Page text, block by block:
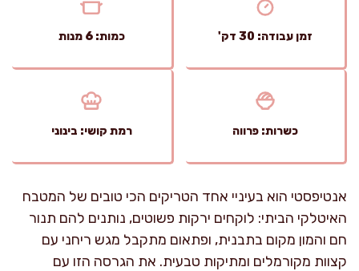
זמן עבודה: 30 דק' כמות: 6 מנות
כשרות: פרווה רמת קושי: בינוני
אנטיפסטי הוא בעיניי אחד הטריקים הכי טובים של המטבח
האיטלקי הביתי: לוקחים ירקות פשוטים, נותנים להם תנור
חם והמון מקום בתבנית, ופתאום מתקבל מגש ריחני עם
קצוות מקורמלים ומתיקות טבעית. את הגרסה הזו עם